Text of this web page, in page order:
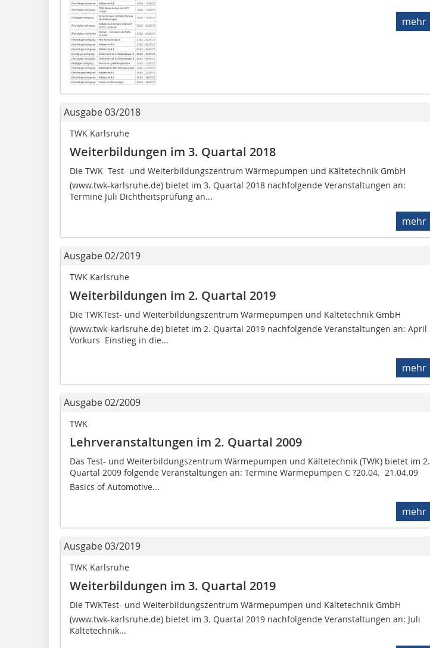
mehr
Ausgabe 03/2018
TWK Karlsruhe
Weiterbildungen im 3. Quartal 2018
Die TWK  Test- und Weiterbildungszentrum Wärmepumpen und Kältetechnik GmbH
(www.twk-karlsruhe.de) bietet im 3. Quartal 2018 nachfolgende Veranstaltungen an:
Termine Juli Dichtheitsprüfung an...
mehr
Ausgabe 02/2019
TWK Karlsruhe
Weiterbildungen im 2. Quartal 2019
Die TWKTest- und Weiterbildungszentrum Wärmepumpen und Kältetechnik GmbH
(www.twk-karlsruhe.de) bietet im 2. Quartal 2019 nachfolgende Veranstaltungen an: April
Vorkurs  Einstieg in die...
mehr
Ausgabe 02/2009
TWK
Lehrveranstaltungen im 2. Quartal 2009
Das Test- und Weiterbildungszentrum Wärmepumpen und Kältetechnik (TWK) bietet im 2.
Quartal 2009 folgende Veranstaltungen an: Termine Wärmepumpen C ?20.04.  21.04.09
Basics of Automotive...
mehr
Ausgabe 03/2019
TWK Karlsruhe
Weiterbildungen im 3. Quartal 2019
Die TWKTest- und Weiterbildungszentrum Wärmepumpen und Kältetechnik GmbH
(www.twk-karlsruhe.de) bietet im 3. Quartal 2019 nachfolgende Veranstaltungen an: Juli
Kältetechnik...